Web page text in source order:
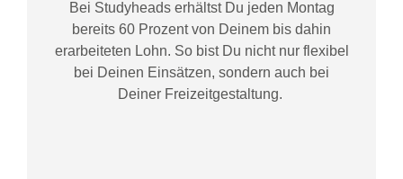
Bei Studyheadserhältst Du jeden Montag
bereits 60 Prozent von Deinem bis dahin
erarbeiteten Lohn. So bist Du nicht nur flexibel
bei Deinen Einsätzen, sondern auch bei
DeinerFreizeitgestaltung.